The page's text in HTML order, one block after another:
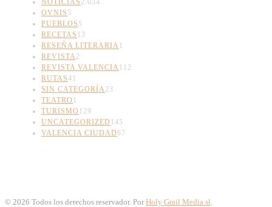
OVNIS 5
PUEBLOS 5
RECETAS 13
RESEÑA LITERARIA 1
REVISTA 2
REVISTA VALENCIA 112
RUTAS41
SIN CATEGORÍA 23
TEATRO 1
TURISMO 129
UNCATEGORIZED 145
VALENCIA CIUDAD67
© 2026 Todos los derechos reservador. Por Holy Grail Media sl